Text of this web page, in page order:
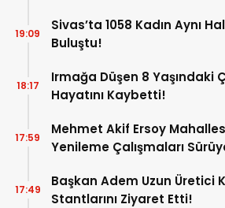
Sivas’ta 1058 Kadın Aynı
Buluştu!
19:09
Irmağa Düşen 8 Yaşındaki
Hayatını Kaybetti!
18:17
Mehmet Akif Ersoy
Yenileme Çalışmaları
17:59
Başkan Adem Uzun Üretici
Stantlarını Ziyaret Etti!
17:49